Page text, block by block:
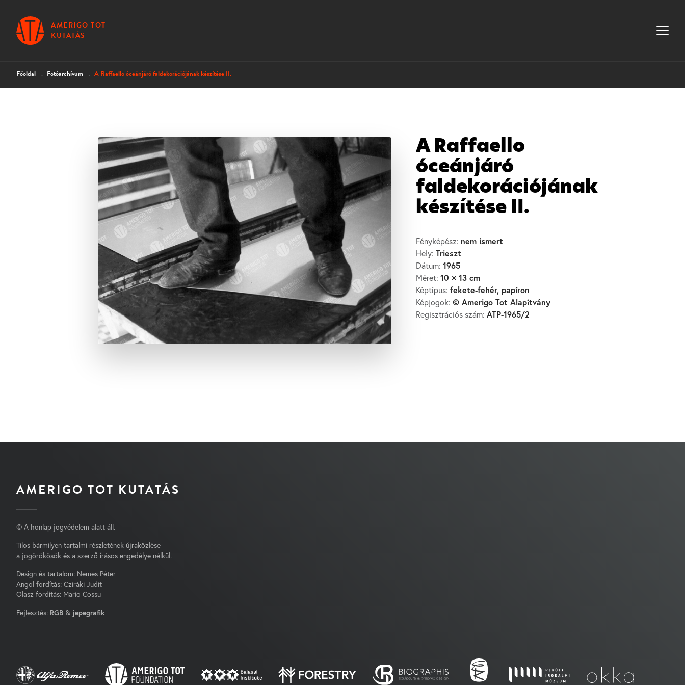
AMERIGO TOT
KUTATÁS
Főoldal Fotóarchívum A Raffaello óceánjáró faldekorációjának készítése II.
A Raffaello
óceánjáró
faldekorációjának
készítése II.
Fényképész: nem ismert
Hely: Trieszt
Dátum: 1965
Méret: 10 × 13 cm
Képtípus: fekete-fehér, papíron
Képjogok: © Amerigo Tot Alapítvány
Regisztrációs szám: ATP-1965/2
AMERIGO TOT KUTATÁS
© A honlap jogvédelem alatt áll.
Tilos bármilyen tartalmi részletének újraközlése
a jogörökösök és a szerző írásos engedélye nélkül.
Design és tartalom: Nemes Péter
Angol fordítás: Cziráki Judit
Olasz fordítás: Mario Cossu
Fejlesztés: RGB & jepegrafik